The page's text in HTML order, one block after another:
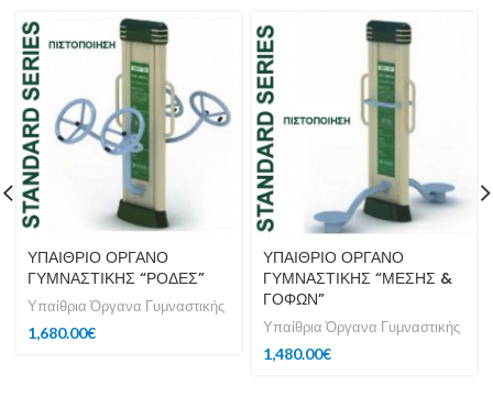
ΥΠΑΙΘΡΙΟ ΟΡΓΑΝΟ
ΓΥΜΝΑΣΤΙΚΗΣ “ΡΟΔΕΣ”
Υπαίθρια Όργανα Γυμναστικής
1,680.00€
ΥΠΑΙΘΡΙΟ ΟΡΓΑΝΟ
ΓΥΜΝΑΣΤΙΚΗΣ “ΜΕΣΗΣ &
ΓΟΦΩΝ”
Υπαίθρια Όργανα Γυμναστικής
1,480.00€